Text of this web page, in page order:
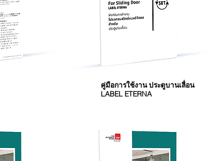
คู่มือการใช้งาน ประตูบานเลื่อน
LABEL ETERNA